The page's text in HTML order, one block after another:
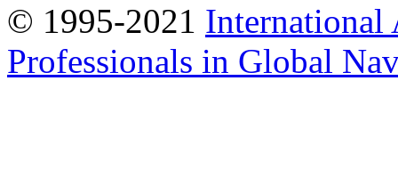
© 1995-2021 International
Professionals in Global